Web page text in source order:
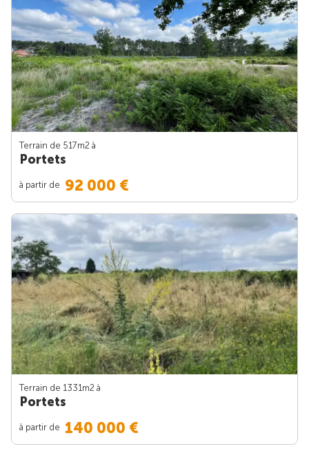
Terrain de 517m2 à
Portets
à partir de 92 000 €
Terrain de 1331m2 à
Portets
à partir de 140 000 €